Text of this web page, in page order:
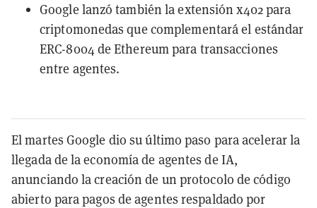
Google lanzó también la extensión x402 para
criptomonedas que complementará el estándar
ERC-8004 de Ethereum para transacciones
entre agentes.
El martes Google dio su último paso para acelerar la
llegada de la economía de agentes de IA,
anunciando la creación de un protocolo de código
abierto para pagos de agentes respaldado por